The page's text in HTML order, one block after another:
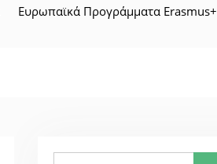
Ευρωπαϊκά Προγράμματα Erasmus+